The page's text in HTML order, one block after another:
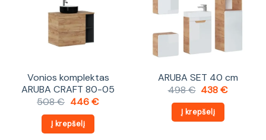
Vonios komplektas
ARUBA CRAFT 80-05
508€ Original
was:
508 €.
446€Current
Į krepšelį
ARUBA SET 40 cm
498€ Original
was:
498 €.
438€Current
Į krepšelį